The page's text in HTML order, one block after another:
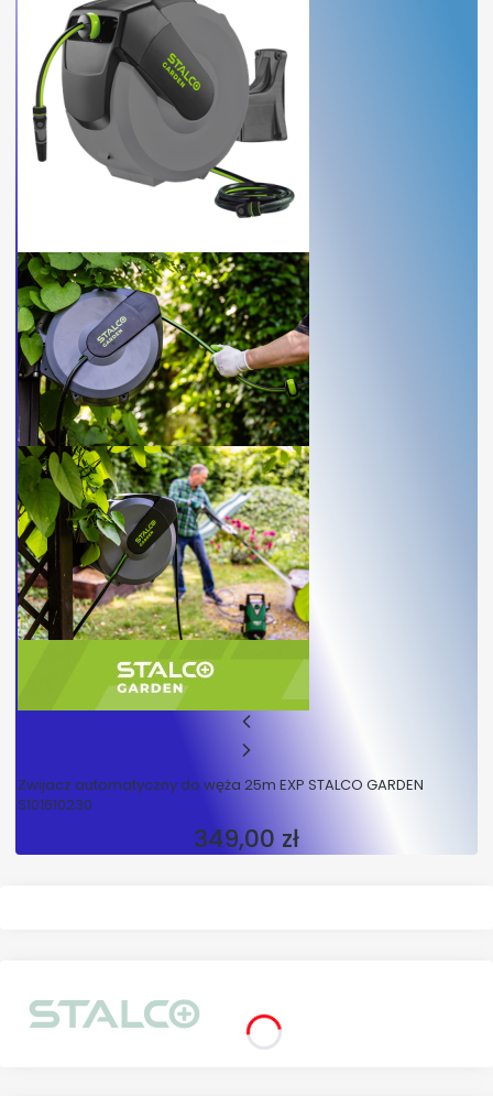
Zwijacz automatyczny do węża 25m EXP STALCO GARDEN
S101610230
Cena
349,00 zł